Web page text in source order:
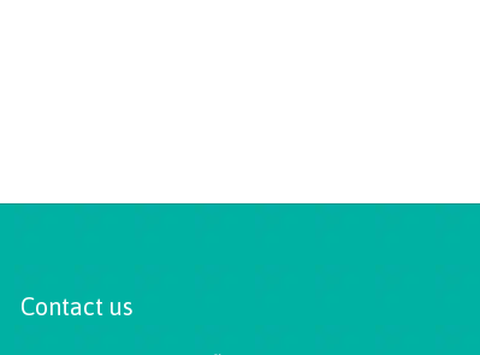
Contact us